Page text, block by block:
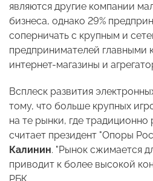
являются другие компании
бизнеса, однако 29%
соперничать с крупным и
предпринимателей главными
интернет-магазины и
Всплеск развития
тому, что больше крупных
на те рынки, где
считает президент "Опоры
Калинин. "Рынок сжимается
приводит к более высокой